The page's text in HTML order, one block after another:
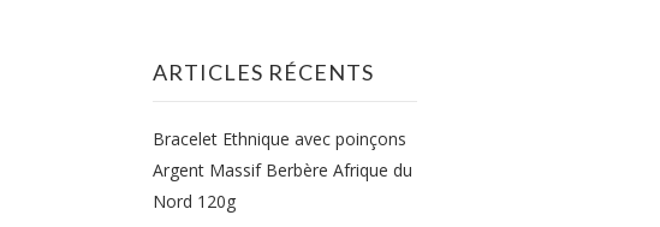
ARTICLES RÉCENTS
Bracelet Ethnique avec poinçons
Argent Massif Berbère Afrique du
Nord 120g